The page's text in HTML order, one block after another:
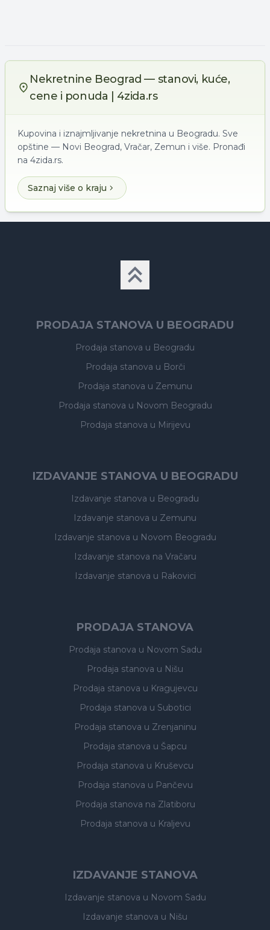
Nekretnine Beograd — stanovi, kuće,
cene i ponuda | 4zida.rs
Kupovina i iznajmljivanje nekretnina u Beogradu. Sve
opštine — Novi Beograd, Vračar, Zemun i više. Pronađi
na 4zida.rs.
Saznaj više o kraju
PRODAJA STANOVA U BEOGRADU
Prodaja stanova u Beogradu
Prodaja stanova u Borči
Prodaja stanova u Zemunu
Prodaja stanova u Novom Beogradu
Prodaja stanova u Mirijevu
IZDAVANJE STANOVA U BEOGRADU
Izdavanje stanova u Beogradu
Izdavanje stanova u Zemunu
Izdavanje stanova u Novom Beogradu
Izdavanje stanova na Vračaru
Izdavanje stanova u Rakovici
PRODAJA STANOVA
Prodaja stanova u Novom Sadu
Prodaja stanova u Nišu
Prodaja stanova u Kragujevcu
Prodaja stanova u Subotici
Prodaja stanova u Zrenjaninu
Prodaja stanova u Šapcu
Prodaja stanova u Kruševcu
Prodaja stanova u Pančevu
Prodaja stanova na Zlatiboru
Prodaja stanova u Kraljevu
IZDAVANJE STANOVA
Izdavanje stanova u Novom Sadu
Izdavanje stanova u Nišu